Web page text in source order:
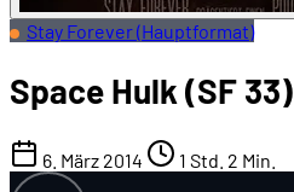
Stay Forever (Hauptformat)
Space Hulk (SF 33)
6. März 2014 1 Std. 2 Min.